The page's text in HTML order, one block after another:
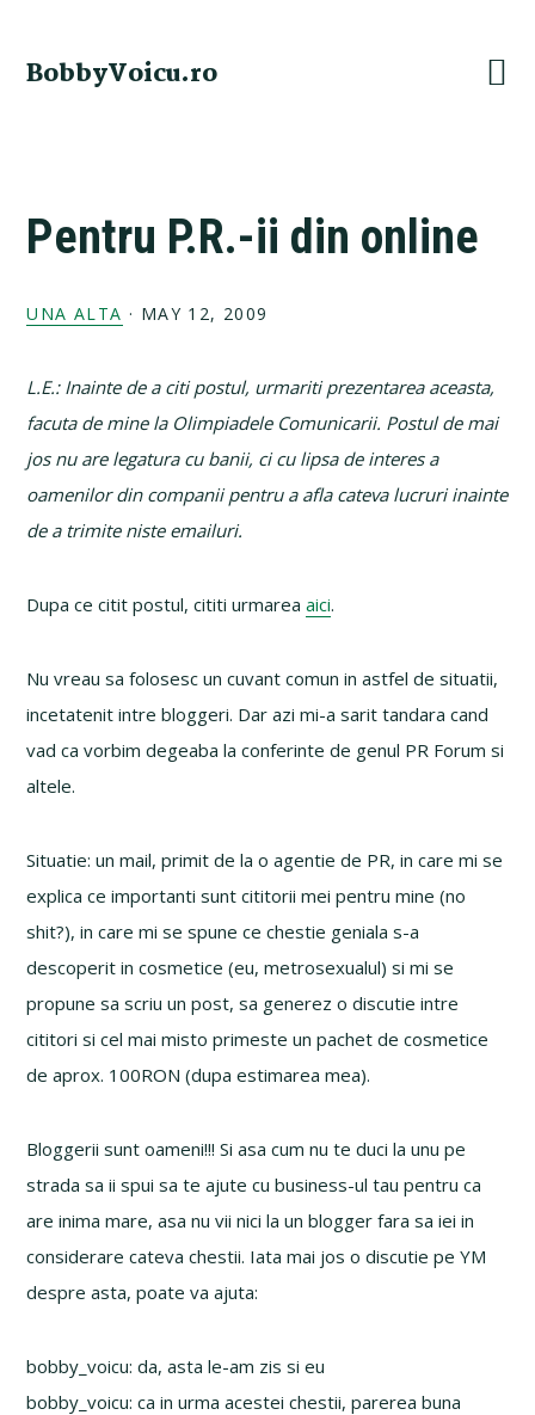
primary
main
primary
footer
BobbyVoicu.ro
Pentru P.R.-ii din online
UNA ALTA · MAY 12, 2009
L.E.: Inainte de a citi postul, urmariti prezentarea aceasta,
facuta de mine la Olimpiadele Comunicarii. Postul de mai
jos nu are legatura cu banii, ci cu lipsa de interes a
oamenilor din companii pentru a afla cateva lucruri inainte
de a trimite niste emailuri.
Dupa ce citit postul, cititi urmareaaici.
Nu vreau sa folosesc un cuvant comun in astfel de situatii,
incetatenit intre bloggeri. Dar azi mi-a sarit tandara cand
vad ca vorbim degeaba la conferinte de genul PR Forum si
altele.
Situatie: un mail, primit de la o agentie de PR, in care mi se
explica ce importanti sunt cititorii mei pentru mine (no
shit?), in care mi se spune ce chestie geniala s-a
descoperit in cosmetice (eu, metrosexualul) si mi se
propune sa scriu un post, sa generez o discutie intre
cititori si cel mai misto primeste un pachet de cosmetice
de aprox. 100RON (dupa estimarea mea).
Bloggerii sunt oameni!!! Si asa cum nu te duci la unu pe
strada sa ii spui sa te ajute cu business-ul tau pentru ca
are inima mare, asa nu vii nici la un blogger fara sa iei in
considerare cateva chestii. Iata mai jos o discutie pe YM
despre asta, poate va ajuta:
bobby_voicu: da, asta le-am zis si eu
bobby_voicu: ca in urma acestei chestii, parerea buna